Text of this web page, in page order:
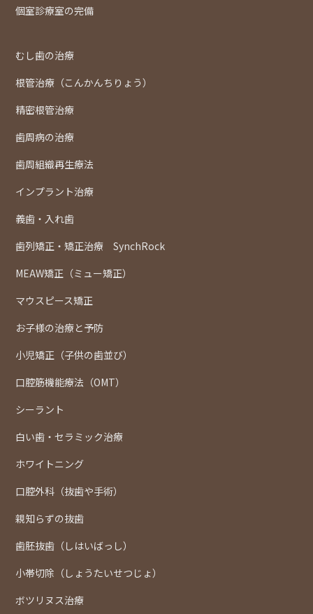
個室診療室の完備
むし歯の治療
根管治療（こんかんちりょう）
精密根管治療
歯周病の治療
歯周組織再生療法
インプラント治療
義歯・入れ歯
歯列矯正・矯正治療 SynchRock
MEAW矯正（ミュー矯正）
マウスピース矯正
お子様の治療と予防
小児矯正（子供の歯並び）
口腔筋機能療法（OMT）
シーラント
白い歯・セラミック治療
ホワイトニング
口腔外科（抜歯や手術）
親知らずの抜歯
歯胚抜歯（しはいばっし）
小帯切除（しょうたいせつじょ）
ボツリヌス治療